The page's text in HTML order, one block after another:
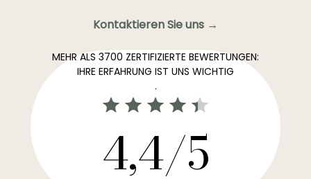
Kontaktieren Sie uns →
MEHR ALS 3700 ZERTIFIZIERTE BEWERTUNGEN:
IHRE ERFAHRUNG IST UNS WICHTIG
.
4,4/5